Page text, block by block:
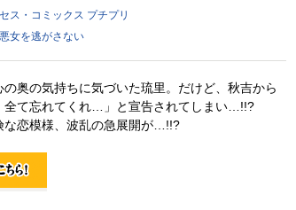
ス・コミックス プチプリ
女を逃がさない
の奥の気持ちに気づいた琉里。だけど、秋吉から
全て忘れてくれ…」と宣告されてしまい…!!?
な恋模様、波乱の急展開が…!!?